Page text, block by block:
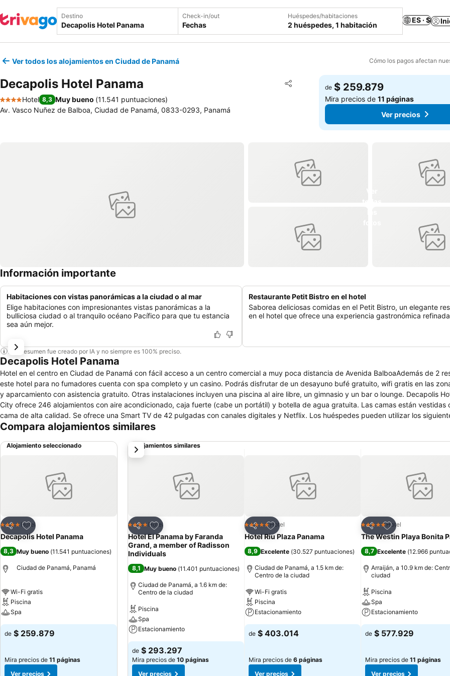
Destino Check-in/out
Fechas
Huéspedes/habitaciones
2 huéspedes, 1 habitación
ES · $
Ver todos los alojamientos en Ciudad de Panamá Cómo los pagos afectan
Decapolis Hotel Panama Compartir
Agregar a favoritos
4 Estrellas
Hotel 8,3 Muy bueno (11.541 puntuaciones)
Av. Vasco Nuñez de Balboa, Ciudad de Panamá, 0833-0293, Panamá
de $ 259.879
Mira precios de11 páginas
Ver precios
Información importante
Habitaciones con vistas panorámicas a la ciudad o al mar
Elige habitaciones con impresionantes vistas panorámicas a la
bulliciosa ciudad o al tranquilo océano Pacífico para que tu estancia
sea aún mejor.
Restaurante Petit Bistro en el hotel
Saborea deliciosas comidas en el Petit Bistro, un elegante
en el hotel que ofrece una experiencia gastronómica
Este resumen fue creado por IA y no siempre es 100% preciso.
Decapolis Hotel Panama
Hotel en el centro en Ciudad de Panamá con fácil acceso a un centro comercial a muy poca distancia de Avenida BalboaAdemás de 2
este hotel para no fumadores cuenta con spa completo y un casino. Podrás disfrutar de un desayuno bufé gratuito, wifi gratis en las
y aparcamiento con asistencia gratuito. Otras instalaciones incluyen una piscina al aire libre, un gimnasio y un bar o lounge. Decapolis
City ofrece 246 alojamientos con aire acondicionado, caja fuerte (cabe un portátil) y botella de agua gratuita. Las camas están vestidas
cama de alta calidad. Se ofrece una Smart TV de 42 pulgadas con canales digitales y Netflix. Los huéspedes pueden utilizar los
disponibles en las habitaciones: frigorífico y cafetera y tetera. Los baños están equipados con ducha y bañera combinadas, artículos de
pensadas para las personas en viaje de negocios se incluyen escritorio, sillas de oficina y teléfono. Las habitaciones también incluyen
planchar con plancha y cortinas opacas. Se ofrece servicio de limpieza todos los días y es posible solicitar juegos de cama
Compara alojamientos similares
Alojamiento seleccionado
Compartir
Agregar a favoritos
4 EstrellasHotel
Decapolis Hotel Panama
8,3 Muy bueno (11.541 puntuaciones)
Ciudad de Panamá, Panamá
Wi-Fi gratis
Piscina
Spa
de $ 259.879
Mira precios de 11 páginas
Ver precios
Alojamientos similares
Compartir
Agregar a favoritos
4 EstrellasHotel
Hotel El Panama by Faranda
Grand, a member of Radisson
Individuals
8,1 Muy bueno (11.401 puntuaciones)
Ciudad de Panamá, a 1.6 km de:
Centro de la ciudad
Piscina
Spa
Estacionamiento
de $ 293.297
Mira precios de 10 páginas
Ver precios
Compartir
Agregar a favoritos
5 EstrellasHotel
Hotel Riu Plaza Panama
8,9 Excelente (30.527 puntuaciones)
Ciudad de Panamá, a 1.5 km de:
Centro de la ciudad
Wi-Fi gratis
Piscina
Estacionamiento
de $ 403.014
Mira precios de 6 páginas
Ver precios
Compartir
Agregar a
5 EstrellasHotel
The Westin Playa Bonita
8,7 Excelente (12.966
Arraiján, a 10.9 km de:
ciudad
Piscina
Spa
Estacionamiento
de $ 577.929
Mira precios de 11 páginas
Ver precios
siguiente